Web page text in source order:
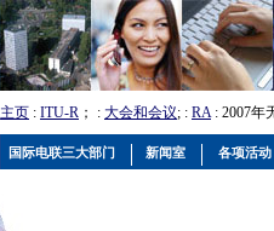
主页 : ITU-R ； : 大会和会议; : RA: 2007年
国际电联三大部门 新闻室 各项活动